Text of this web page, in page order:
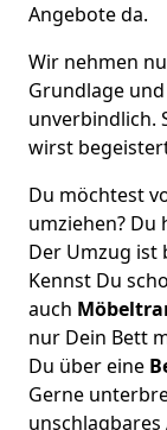
Angebote da.
Wir nehmen
Grundlage
unverbindlich.
wirst
Du möchtest
umziehen? Du
Der Umzug ist
Kennst Du
auch
nur Dein Bett
Du über eine
Gerne
unschlagbares